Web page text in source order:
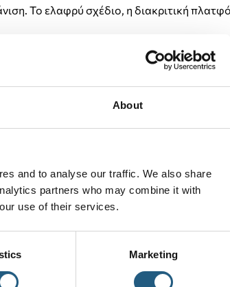
About
and to analyse our traffic. We also share
partners who may combine it with
use of their services.
Marketing
Το ελαφρύ σχέδιο, η διακριτική
μέρος κατά τη φυσιολογική χρήση.